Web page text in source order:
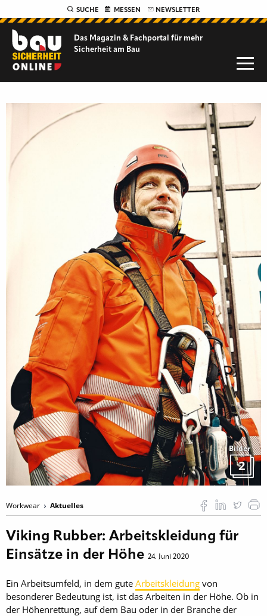
SUCHE MESSEN NEWSLETTER
Das Magazin & Fachportal für mehr
Sicherheit am Bau
Bilder
2
Workwear Aktuelles
Viking Rubber: Arbeitskleidung für
Einsätze in der Höhe 24. Juni 2020
Ein Arbeitsumfeld, in dem gute Arbeitskleidung von
besonderer Bedeutung ist, ist das Arbeiten in der Höhe. Ob in
der Höhenrettung, auf dem Bau oder in der Branche der